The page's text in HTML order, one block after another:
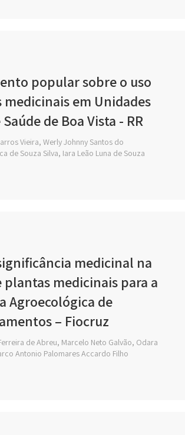
popular sobre o uso
medicinais em Unidades
de Boa Vista - RR
Vieira, Werly Johnny Santos do
de Souza Silva, Iara Leão Luna de Souza
medicinal na
plantas medicinais para a
Agroecológica de
– Fiocruz
de Abreu, Marcelo Neto Galvão, Odara
Antonio Palomares Accardo Filho